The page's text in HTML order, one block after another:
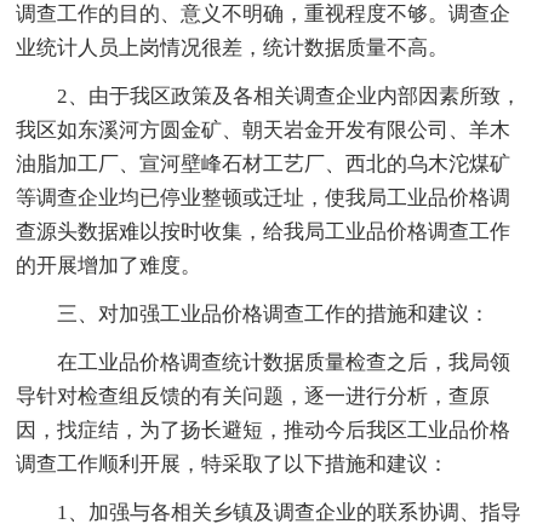
调查工作的目的、意义不明确，重视程度不够。调查企
业统计人员上岗情况很差，统计数据质量不高。
2、由于我区政策及各相关调查企业内部因素所致，
我区如东溪河方圆金矿、朝天岩金开发有限公司、羊木
油脂加工厂、宣河壁峰石材工艺厂、西北的乌木沱煤矿
等调查企业均已停业整顿或迁址，使我局工业品价格调
查源头数据难以按时收集，给我局工业品价格调查工作
的开展增加了难度。
三、对加强工业品价格调查工作的措施和建议：
在工业品价格调查统计数据质量检查之后，我局领
导针对检查组反馈的有关问题，逐一进行分析，查原
因，找症结，为了扬长避短，推动今后我区工业品价格
调查工作顺利开展，特采取了以下措施和建议：
1、加强与各相关乡镇及调查企业的联系协调、指导